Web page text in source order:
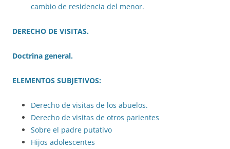
cambio de residencia del menor.
DERECHO DE VISITAS.
Doctrina general.
ELEMENTOS SUBJETIVOS:
Derecho de visitas de los abuelos.
Derecho de visitas de otros parientes
Sobre el padre putativo
Hijos adolescentes